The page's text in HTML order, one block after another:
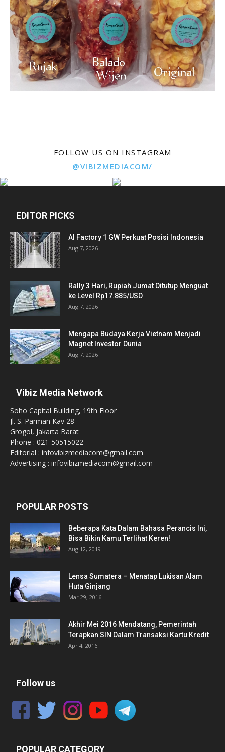
FOLLOW US ON INSTAGRAM
@VIBIZMEDIACOM/
EDITOR PICKS
AI Factory 1 GW Perkuat Posisi Indonesia
Aug 7, 2026
Rally 3 Hari, Rupiah Jumat Ditutup Menguat
ke Level Rp17.885/USD
Aug 7, 2026
Mengapa Budaya Kerja Vietnam Menjadi
Magnet Investor Dunia
Aug 7, 2026
Vibiz Media Network
Soho Capital Building, 19th Floor
Jl. S. Parman Kav 28
Grogol, Jakarta Barat
Phone : 021-50515022
Editorial : infovibizmediacom@gmail.com
Advertising : infovibizmediacom@gmail.com
POPULAR POSTS
Beberapa Kata Dalam Bahasa Perancis Ini,
Bisa Bikin Kamu Terlihat Keren!
Aug 12, 2019
Lensa Sumatera – Menatap Lukisan Alam
Huta Ginjang
Mar 29, 2016
Akhir Mei 2016 Mendatang, Pemerintah
Terapkan SIN Dalam Transaksi Kartu Kredit
Apr 4, 2016
Follow us
POPULAR CATEGORY